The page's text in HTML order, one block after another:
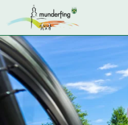
Kontakt
Suche nach:
Home